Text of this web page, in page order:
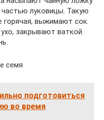
луковицы. Такую
горячая, выжимают сок.
закрывают ваткой.
семя
подготовиться
во время